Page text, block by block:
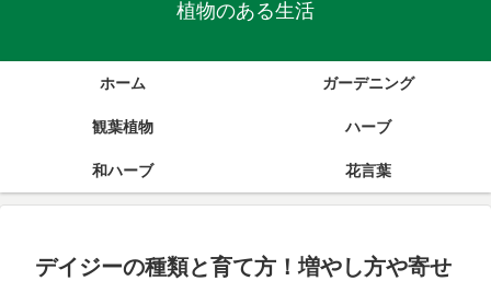
植物のある生活
ホーム ガーデニング
観葉植物 ハーブ
和ハーブ 花言葉
デイジーの種類と育て方！増やし方や寄せ